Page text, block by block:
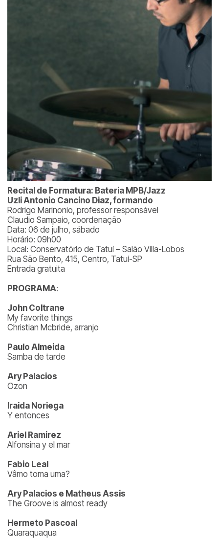
Recital de Formatura: Bateria MPB/Jazz
Uzli Antonio Cancino Diaz, formando
Rodrigo Marinonio, professor responsável
Claudio Sampaio, coordenação
Data: 06 de julho, sábado
Horário: 09h00
Local: Conservatório de Tatuí – Salão Villa-Lobos
Rua São Bento, 415, Centro, Tatuí-SP
Entrada gratuita
PROGRAMA:
John Coltrane
My favorite things
Christian Mcbride, arranjo
Paulo Almeida
Samba de tarde
Ary Palacios
Ozon
Iraida Noriega
Y entonces
Ariel Ramirez
Alfonsina y el mar
Fabio Leal
Vâmo toma uma?
Ary Palacios e Matheus Assis
The Groove is almost ready
Hermeto Pascoal
Quaraquaqua